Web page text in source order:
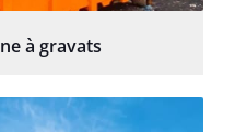
à gravats